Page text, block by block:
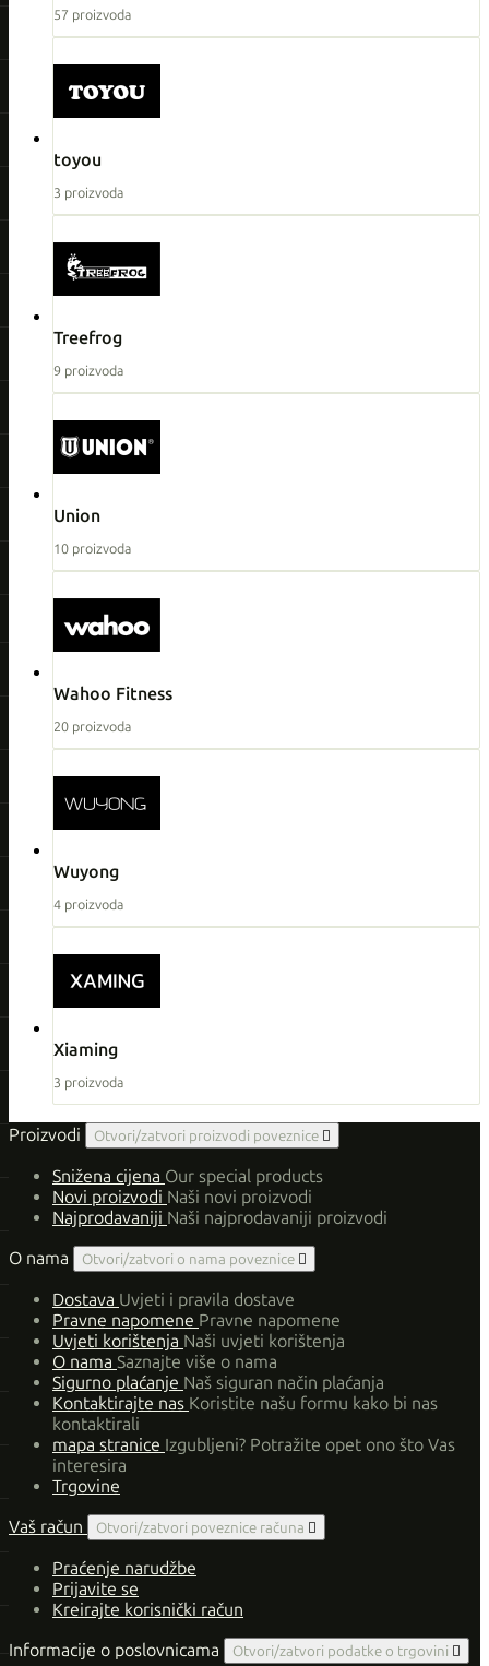
57 proizvoda
toyou
3 proizvoda
Treefrog
9 proizvoda
Union
10 proizvoda
Wahoo Fitness
20 proizvoda
Wuyong
4 proizvoda
Xiaming
3 proizvoda
Proizvodi Otvori/zatvori proizvodi poveznice 
Snižena cijena Our special products
Novi proizvodi Naši novi proizvodi
Najprodavaniji Naši najprodavaniji proizvodi
O nama
Otvori/zatvori o nama poveznice 
Dostava Uvjeti i pravila dostave
Pravne napomene Pravne napomene
Uvjeti korištenja Naši uvjeti korištenja
O nama Saznajte više o nama
Sigurno plaćanje Naš siguran način plaćanja
Kontaktirajte nas Koristite našu formu kako bi nas
kontaktirali
mapa stranice Izgubljeni? Potražite opet ono što Vas
interesira
Trgovine
Vaš račun
Otvori/zatvori poveznice računa 
Praćenje narudžbe
Prijavite se
Kreirajte korisnički račun
Informacije o poslovnicama
Otvori/zatvori podatke o trgovini 